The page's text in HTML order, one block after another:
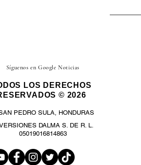
Síguenos en Google Noticias
LOS DERECHOS
© 2026
PEDRO SULA, HONDURAS
DALMA S. DE R. L.
05019016814863